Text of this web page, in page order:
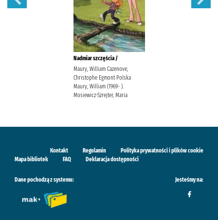
Nadmiar szczęścia /
Maury, William Cazenove,
Christophe Egmont Polska
Maury, William (1969- ).
Mosiewicz-Szrejter, Maria
Kontakt Regulamin
Polityka prywatności i plików cookie
Mapa bibliotek
FAQ Deklaracja dostępności
Dane pochodzą z systemu: Jesteśmy na: